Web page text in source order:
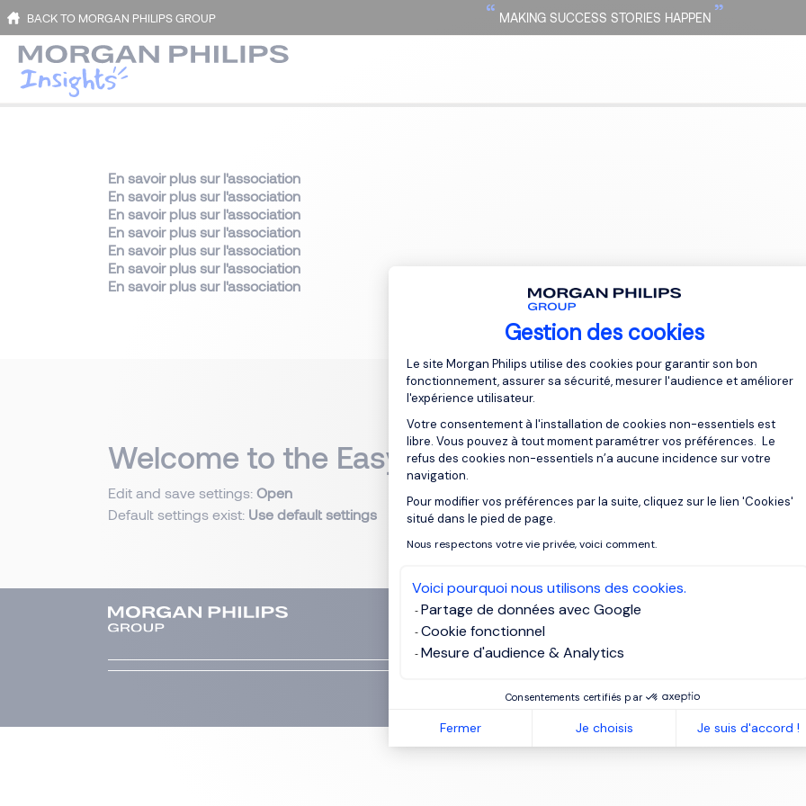
Gestion des cookies
Plateforme de Gestion du
Le site Morgan Philips utilise des cookies pour garantir son bon
fonctionnement, assurer sa sécurité, mesurer l'audience et améliorer
l'expérience utilisateur.
Votre consentement à l'installation de cookies non-essentiels est
libre. Vous pouvez à tout moment paramétrer vos préférences. Le
refus des cookies non-essentiels n’a aucune incidence sur votre
navigation.
Pour modifier vos préférences par la suite, cliquez sur le lien 'Cookies'
situé dans le pied de page.
Nous respectons votre vie privée, voici comment.
Voici pourquoi nous utilisons des cookies.
Partage de données avec Google
Cookie fonctionnel
Mesure d'audience & Analytics
Consentements certifiés par
Fermer Je choisis Je suis d'accord !
Axeptio consent
BACK TO MORGAN PHILIPS GROUP “ MAKING SUCCESS STORIES HAPPEN ”
En savoir plus sur l'association
En savoir plus sur l'association
En savoir plus sur l'association
En savoir plus sur l'association
En savoir plus sur l'association
En savoir plus sur l'association
En savoir plus sur l'association
Welcome to the EasyDNNnews module
Edit and save settings: Open
Default settings exist: Use default settings